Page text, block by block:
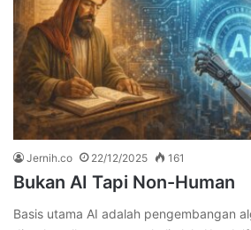
Jernih.co 22/12/2025 161
Bukan AI Tapi Non-Human
Basis utama AI adalah pengembangan